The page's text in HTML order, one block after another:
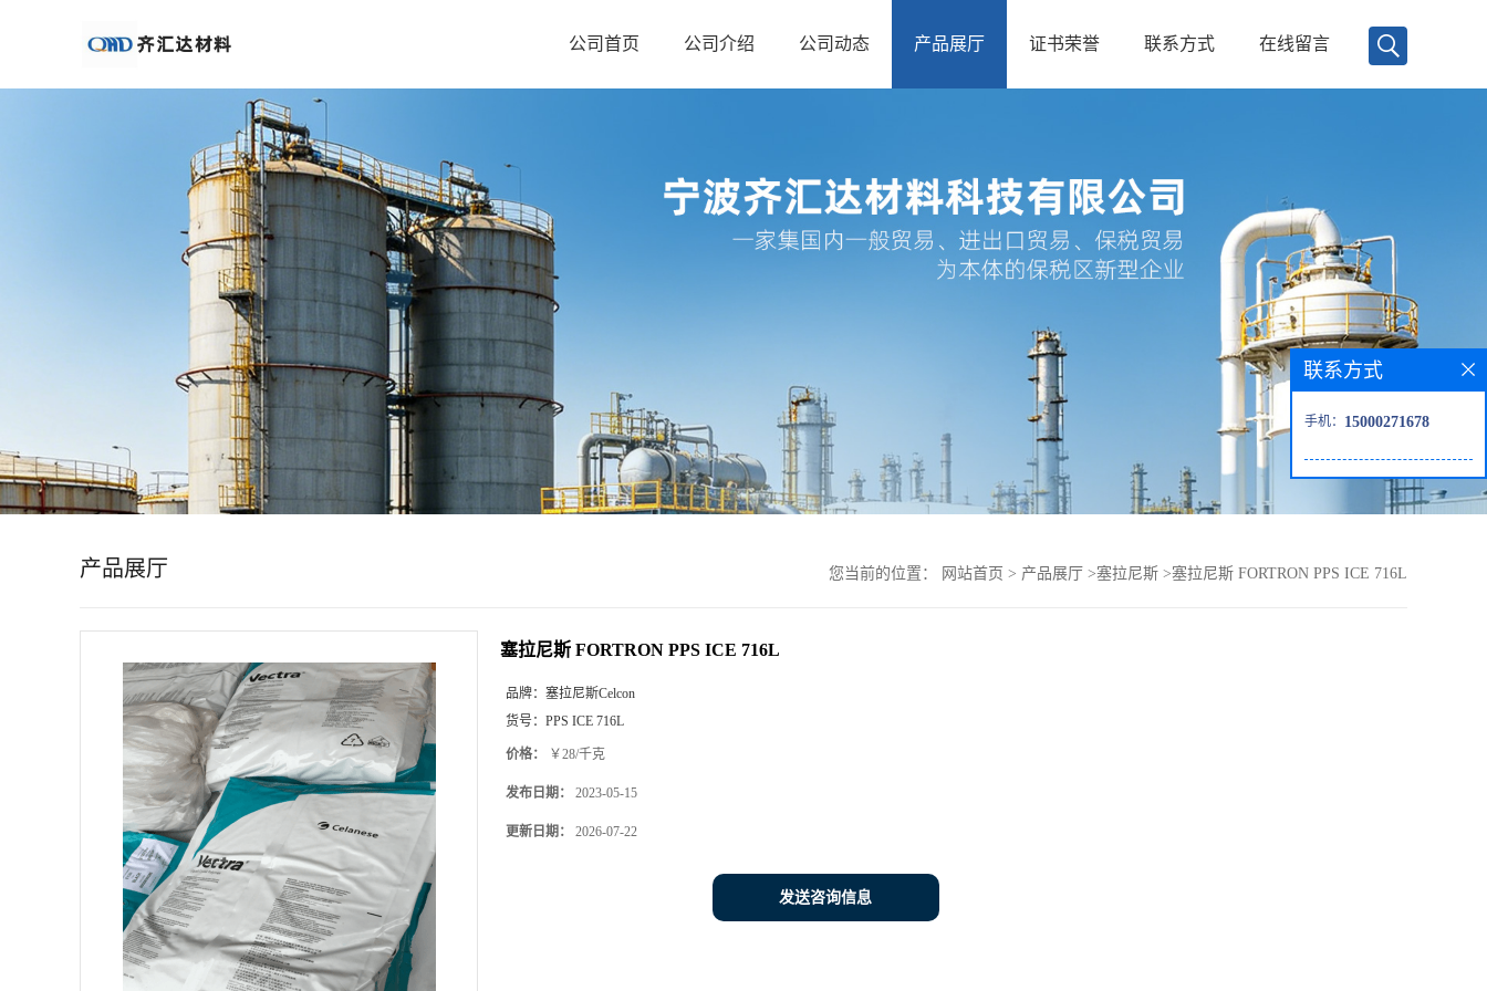
绍
公司首页 公司介绍 公司动态 产品展厅 证书荣誉 联系方式 在线留言
产品展厅 您当前的位置： 网站首页 > 产品展厅 >塞拉尼斯 >塞拉尼斯 FORTRON PPS ICE 716L
塞拉尼斯 FORTRON PPS ICE 716L
品牌： 塞拉尼斯Celcon
货号： PPS ICE 716L
价格： ￥28/千克
发布日期： 2023-05-15
更新日期： 2026-07-22
发送咨询信息
联系方式
手机： 15000271678